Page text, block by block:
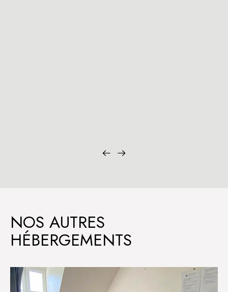
NOS AUTRES
HÉBERGEMENTS